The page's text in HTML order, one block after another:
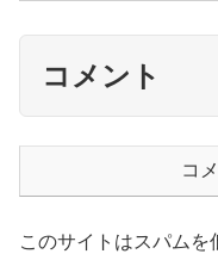
コメント
コ
このサイトはスパムを